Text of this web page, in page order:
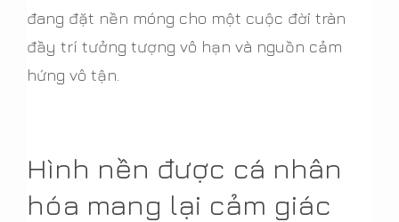
đang đặt nền móng cho một cuộc đời tràn
đầy trí tưởng tượng vô hạn và nguồn cảm
hứng vô tận.
Hình nền được cá nhân
hóa mang lại cảm giác